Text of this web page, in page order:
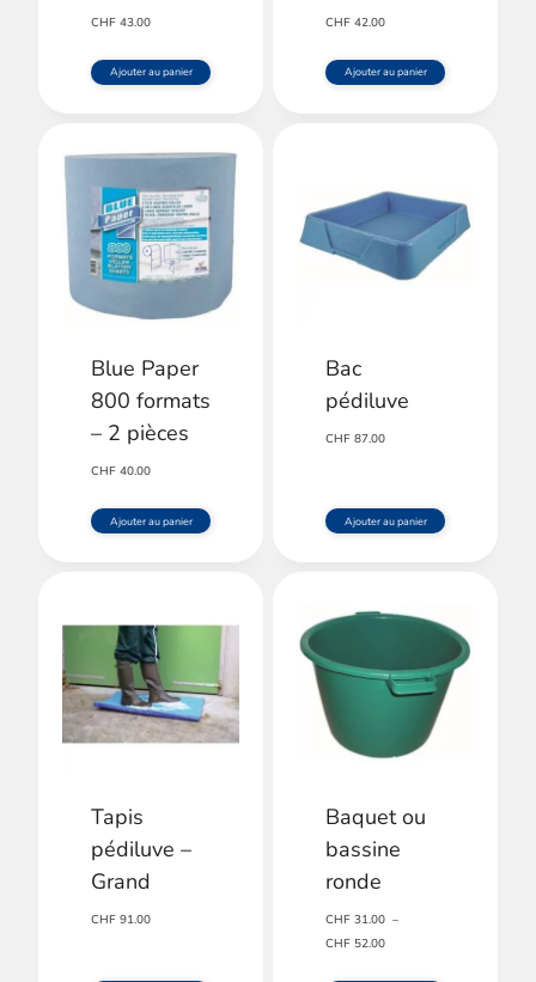
CHF 43.00
Ajouter au panier
CHF 42.00
Ajouter au panier
Blue Paper
800 formats
– 2 pièces
CHF 40.00
Ajouter au panier
Bac
pédiluve
CHF 87.00
Ajouter au panier
Tapis
pédiluve –
Grand
CHF 91.00
Baquet ou
bassine
ronde
CHF 31.00 –
CHF 52.00Plage